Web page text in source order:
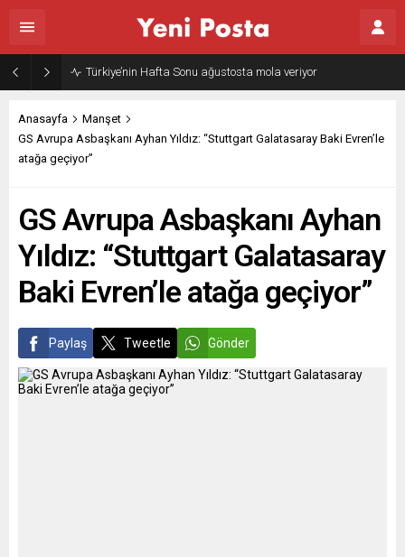
Gazze’nin geleceği: Teknokratik kontrol mü, kolonializm mi?
Anasayfa
Manşet
GS Avrupa Asbaşkanı Ayhan Yıldız: “Stuttgart Galatasaray Baki Evren’le
atağa geçiyor”
GS Avrupa Asbaşkanı Ayhan
Yıldız: “Stuttgart Galatasaray
Baki Evren’le atağa geçiyor”
Paylaş Tweetle Gönder